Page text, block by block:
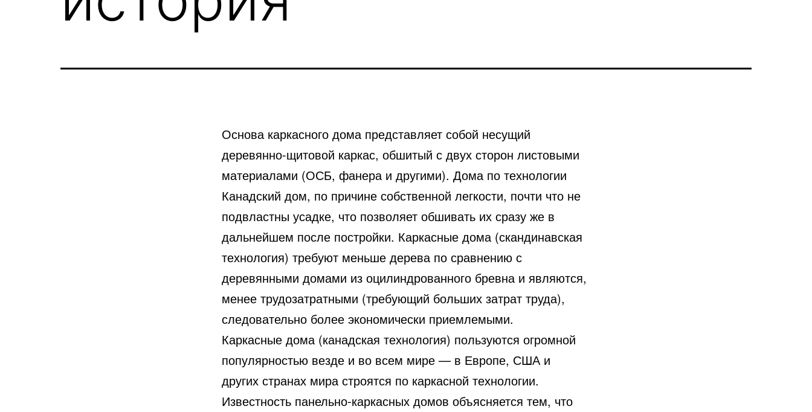
Основа каркасного дома представляет собой несущий
деревянно-щитовой каркас, обшитый с двух сторон листовыми
материалами (ОСБ, фанера и другими). Дома по технологии
Канадский дом, по причине собственной легкости, почти что не
подвластны усадке, что позволяет обшивать их сразу же в
дальнейшем после постройки. Каркасные дома (скандинавская
технология) требуют меньше дерева по сравнению с
деревянными домами из оцилиндрованного бревна и являются,
менее трудозатратными (требующий больших затрат труда),
следовательно более экономически приемлемыми.
Каркасные дома (канадская технология) пользуются огромной
популярностью везде и во всем мире — в Европе, США и
других странах мира строятся по каркасной технологии.
Известность панельно-каркасных домов объясняется тем, что